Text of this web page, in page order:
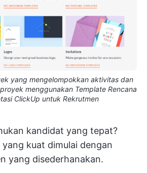
yang mengelompokkan aktivitas dan
menggunakan Template Rencana
ClickUp untuk Rekrutmen
kandidat yang tepat?
kuat dimulai dengan
yang disederhanakan.